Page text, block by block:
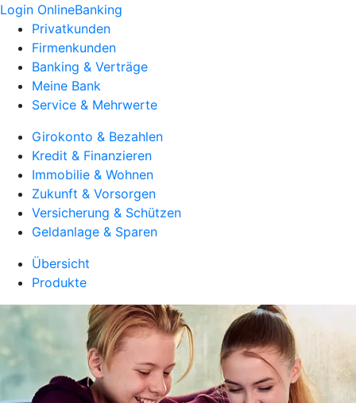
Login OnlineBanking
Privatkunden
Firmenkunden
Banking & Verträge
Meine Bank
Service & Mehrwerte
Girokonto & Bezahlen
Kredit & Finanzieren
Immobilie & Wohnen
Zukunft & Vorsorgen
Versicherung & Schützen
Geldanlage & Sparen
Übersicht
Produkte